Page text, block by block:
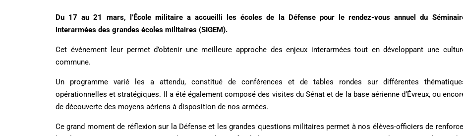
Du 17 au 21 mars, l’École militaire a accueilli les écoles de la Défense pour le rendez-vous annuel du
interarmées des grandes écoles militaires (SIGEM).
Cet événement leur permet d’obtenir une meilleure approche des enjeux interarmées tout en développant une
commune.
Un programme varié les a attendu, constitué de conférences et de tables rondes sur différentes
opérationnelles et stratégiques. Il a été également composé des visites du Sénat et de la base aérienne d’Évreux, ou
de découverte des moyens aériens à disposition de nos armées.
Ce grand moment de réflexion sur la Défense et les grandes questions militaires permet à nos élèves-officiers de